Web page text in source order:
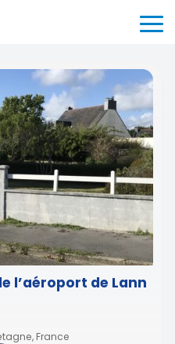
l’aéroport de Lann
France